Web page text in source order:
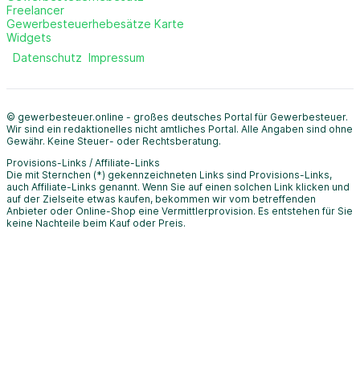
Freelancer
Gewerbesteuerhebesätze Karte
Widgets
Datenschutz Impressum
© gewerbesteuer.online - großes deutsches Portal für Gewerbesteuer.
Wir sind ein redaktionelles nicht amtliches Portal. Alle Angaben sind ohne
Gewähr. Keine Steuer- oder Rechtsberatung.
Provisions-Links / Affiliate-Links
Die mit Sternchen (*) gekennzeichneten Links sind Provisions-Links,
auch Affiliate-Links genannt. Wenn Sie auf einen solchen Link klicken und
auf der Zielseite etwas kaufen, bekommen wir vom betreffenden
Anbieter oder Online-Shop eine Vermittlerprovision. Es entstehen für Sie
keine Nachteile beim Kauf oder Preis.